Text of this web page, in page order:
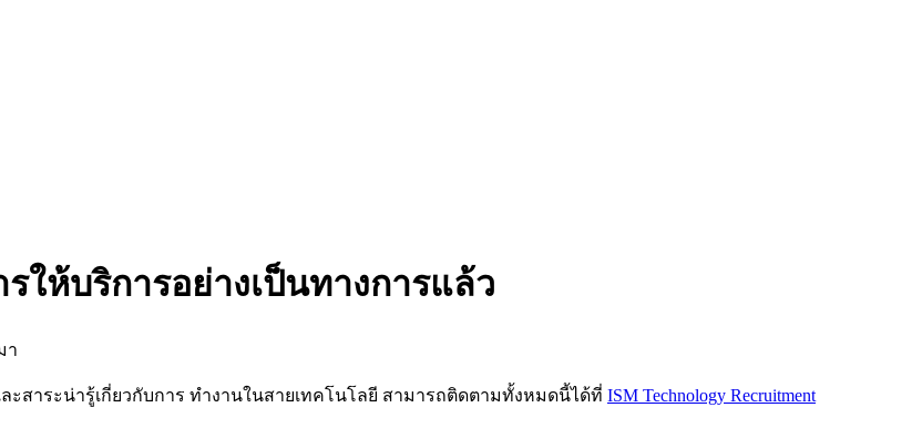
ให้บริการอย่างเป็นทางการแล้ว
า
าระน่ารู้เกี่ยวกับการ ทำงานในสายเทคโนโลยี สามารถติดตามทั้งหมดนี้ได้ที่ ISM Technology Recruitment